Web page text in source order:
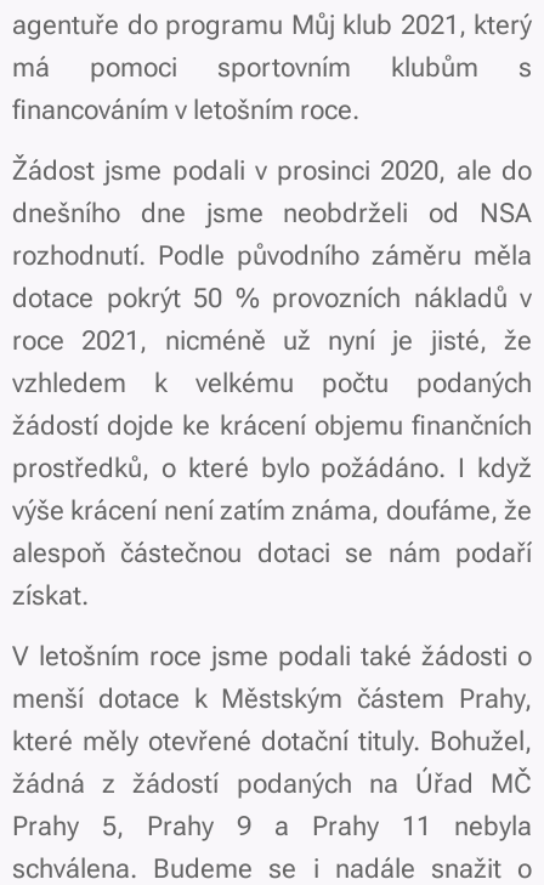
agentuře do programu Můj klub 2021, který
má pomoci sportovním klubům s
financováním v letošním roce.
Žádost jsme podali v prosinci 2020, ale do
dnešního dne jsme neobdrželi od NSA
rozhodnutí. Podle původního záměru měla
dotace pokrýt 50 % provozních nákladů v
roce 2021, nicméně už nyní je jisté, že
vzhledem k velkému počtu podaných
žádostí dojde ke krácení objemu finančních
prostředků, o které bylo požádáno. I když
výše krácení není zatím známa, doufáme, že
alespoň částečnou dotaci se nám podaří
získat.
V letošním roce jsme podali také žádosti o
menší dotace k Městským částem Prahy,
které měly otevřené dotační tituly. Bohužel,
žádná z žádostí podaných na Úřad MČ
Prahy 5, Prahy 9 a Prahy 11 nebyla
schválena. Budeme se i nadále snažit o